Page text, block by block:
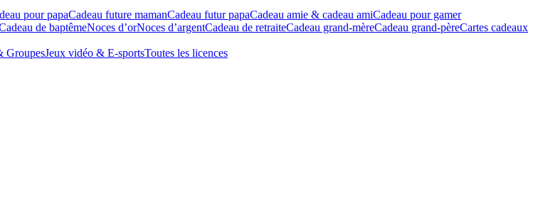
pour papaCadeau future mamanCadeau futur papaCadeau amie & cadeau amiCadeau pour gamer
de baptêmeNoces d’orNoces d’argentCadeau de retraiteCadeau grand-mèreCadeau grand-pèreCartes cadeaux
GroupesJeux vidéo & E-sportsToutes les licences